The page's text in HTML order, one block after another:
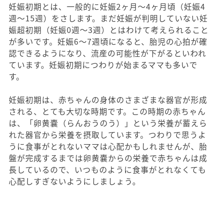
妊娠初期とは、一般的に妊娠2ヶ月～4ヶ月頃（妊娠4
週～15週）をさします。まだ妊娠が判明していない妊
娠超初期（妊娠0週～3週）とはわけて考えられること
が多いです。妊娠6～7週頃になると、胎児の心拍が確
認できるようになり、流産の可能性が下がるといわれ
ています。妊娠初期につわりが始まるママも多いで
す。
妊娠初期は、赤ちゃんの身体のさまざまな器官が形成
される、とても大切な時期です。この時期の赤ちゃん
は、「卵黄嚢（らんおうのう）」という栄養が蓄えら
れた器官から栄養を摂取しています。つわりで思うよ
うに食事がとれないママは心配かもしれませんが、胎
盤が完成するまでは卵黄嚢からの栄養で赤ちゃんは成
長しているので、いつものように食事がとれなくても
心配しすぎないようにしましょう。